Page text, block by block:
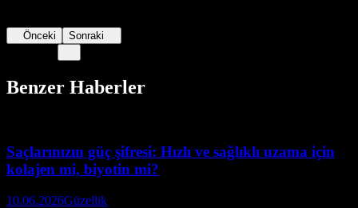
Önceki Sonraki
Benzer Haberler
Saçlarınızın güç şifresi: Hızlı ve sağlıklı uzama için
kolajen mi, biyotin mi?
10.06.2026Güzellik